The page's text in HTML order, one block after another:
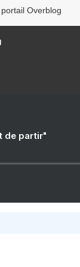
Overblog
de partir"